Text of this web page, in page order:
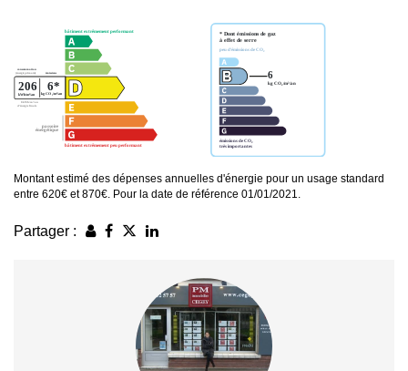
Montant estimé des dépenses annuelles d'énergie pour un usage standard
entre 620€ et 870€. Pour la date de référence 01/01/2021.
Partager :